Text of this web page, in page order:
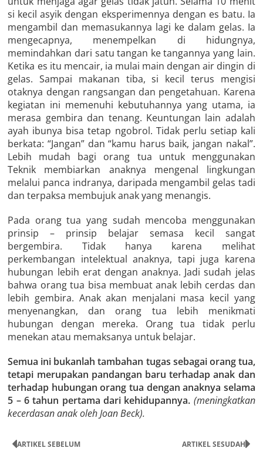
si kecil asyik dengan eksperimennya dengan es batu. Ia
mengambil dan memasukannya lagi ke dalam gelas. Ia
mengecapnya, menempelkan di hidungnya,
memindahkan dari satu tangan ke tangannya yang lain.
Ketika es itu mencair, ia mulai main dengan air dingin di
gelas. Sampai makanan tiba, si kecil terus mengisi
otaknya dengan rangsangan dan pengetahuan. Karena
kegiatan ini memenuhi kebutuhannya yang utama, ia
merasa gembira dan tenang. Keuntungan lain adalah
ayah ibunya bisa tetap ngobrol. Tidak perlu setiap kali
berkata: “Jangan” dan “kamu harus baik, jangan nakal”.
Lebih mudah bagi orang tua untuk menggunakan
Teknik membiarkan anaknya mengenal lingkungan
melalui panca indranya, daripada mengambil gelas tadi
dan terpaksa membujuk anak yang menangis.
Pada orang tua yang sudah mencoba menggunakan
prinsip – prinsip belajar semasa kecil sangat
bergembira. Tidak hanya karena melihat
perkembangan intelektual anaknya, tapi juga karena
hubungan lebih erat dengan anaknya. Jadi sudah jelas
bahwa orang tua bisa membuat anak lebih cerdas dan
lebih gembira. Anak akan menjalani masa kecil yang
menyenangkan, dan orang tua lebih menikmati
hubungan dengan mereka. Orang tua tidak perlu
menekan atau memaksanya untuk belajar.
Semua ini bukanlah tambahan tugas sebagai orang tua,
tetapi merupakan pandangan baru terhadap anak dan
terhadap hubungan orang tua dengan anaknya selama
5 – 6 tahun pertama dari kehidupannya. (meningkatkan
kecerdasan anak oleh Joan Beck).
ARTIKEL SEBELUM ARTIKEL SESUDAH